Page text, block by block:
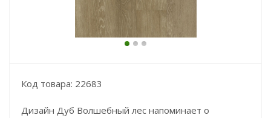
Код товара: 22683
Дизайн Дуб Волшебный лес напоминает о